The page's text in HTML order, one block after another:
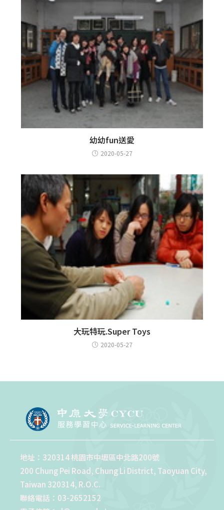
幼幼fun送愛
2020-05-27
大玩特玩.Super Toys
2020-05-27
地址：320314 桃園市中壢區中北路200號
200 Chung Pei Road, Chung Li District, Taoyuan City,
Taiwan 320314, R.O.C.
聯絡電話：03-2652152